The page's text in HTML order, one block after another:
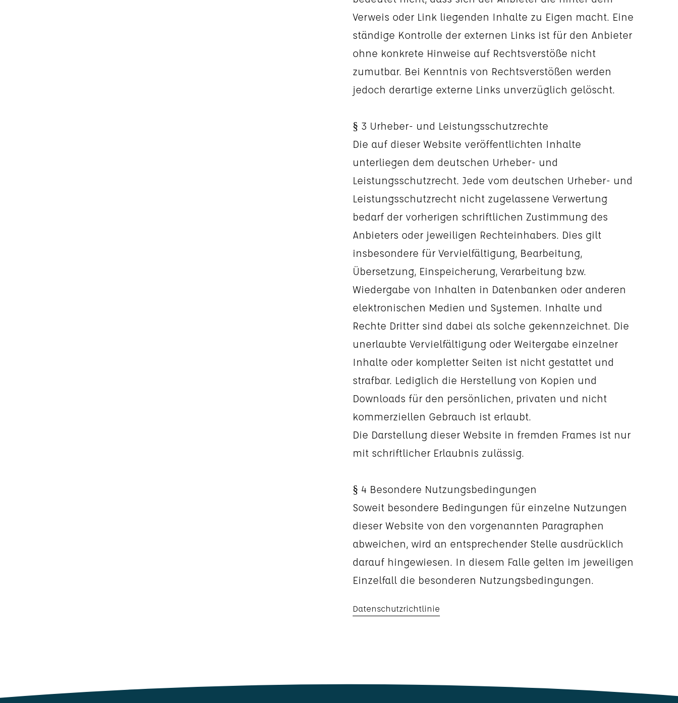
Verweis oder Link liegenden Inhalte zu Eigen macht. Eine
ständige Kontrolle der externen Links ist für den Anbieter
ohne konkrete Hinweise auf Rechtsverstöße nicht
zumutbar. Bei Kenntnis von Rechtsverstößen werden
jedoch derartige externe Links unverzüglich gelöscht.
§ 3 Urheber- und Leistungsschutzrechte
Die auf dieser Website veröffentlichten Inhalte
unterliegen dem deutschen Urheber- und
Leistungsschutzrecht. Jede vom deutschen Urheber- und
Leistungsschutzrecht nicht zugelassene Verwertung
bedarf der vorherigen schriftlichen Zustimmung des
Anbieters oder jeweiligen Rechteinhabers. Dies gilt
insbesondere für Vervielfältigung, Bearbeitung,
Übersetzung, Einspeicherung, Verarbeitung bzw.
Wiedergabe von Inhalten in Datenbanken oder anderen
elektronischen Medien und Systemen. Inhalte und
Rechte Dritter sind dabei als solche gekennzeichnet. Die
unerlaubte Vervielfältigung oder Weitergabe einzelner
Inhalte oder kompletter Seiten ist nicht gestattet und
strafbar. Lediglich die Herstellung von Kopien und
Downloads für den persönlichen, privaten und nicht
kommerziellen Gebrauch ist erlaubt.
Die Darstellung dieser Website in fremden Frames ist nur
mit schriftlicher Erlaubnis zulässig.
§ 4 Besondere Nutzungsbedingungen
Soweit besondere Bedingungen für einzelne Nutzungen
dieser Website von den vorgenannten Paragraphen
abweichen, wird an entsprechender Stelle ausdrücklich
darauf hingewiesen. In diesem Falle gelten im jeweiligen
Einzelfall die besonderen Nutzungsbedingungen.
Datenschutzrichtlinie